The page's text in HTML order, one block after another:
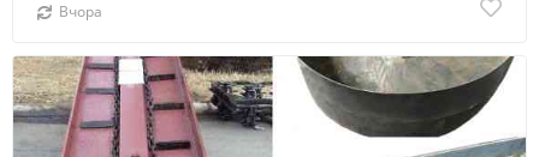
Вчора